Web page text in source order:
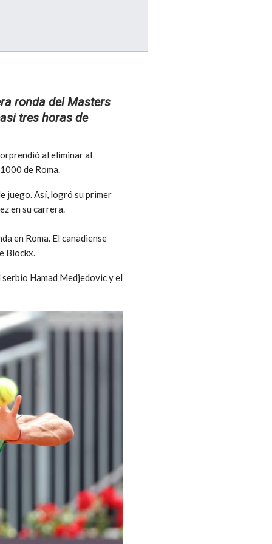
ronda del Masters
tres horas de
al eliminar al
de Roma.
juego. Así, logró su primer
en su carrera.
en Roma. El canadiense
Blockx.
Hamad Medjedovic y el